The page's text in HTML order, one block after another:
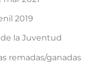
2019
la Juventud
remadas/ganadas